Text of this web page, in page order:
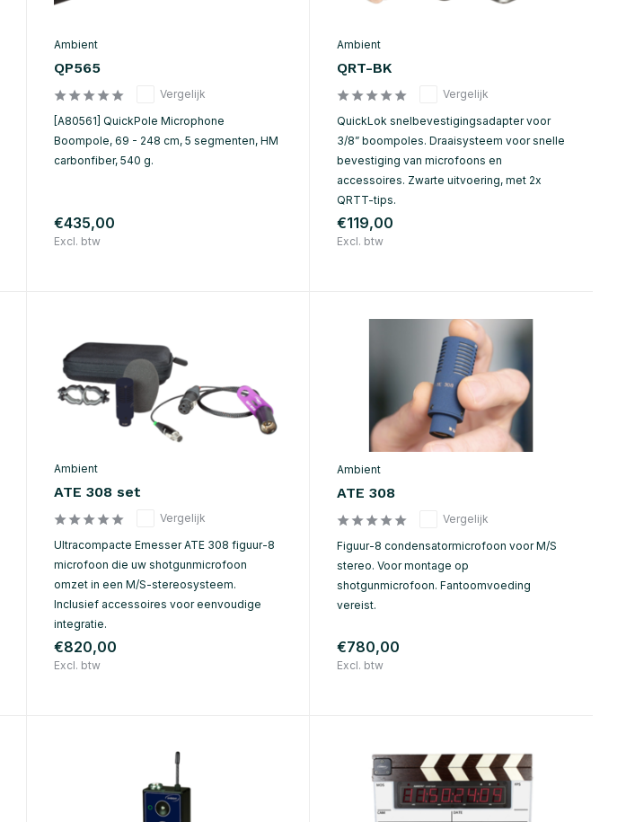
Ambient
QP565
Vergelijk
[A80561] QuickPole Microphone
Boompole, 69 - 248 cm, 5 segmenten, HM
carbonfiber, 540 g.
€435,00
Excl. btw
Ambient
QRT-BK
Vergelijk
QuickLok snelbevestigingsadapter voor
3/8” boompoles. Draaisysteem voor snelle
bevestiging van microfoons en
accessoires. Zwarte uitvoering, met 2x
QRTT-tips.
€119,00
Excl. btw
Ambient
ATE 308 set
Vergelijk
Ultracompacte Emesser ATE 308 figuur-8
microfoon die uw shotgunmicrofoon
omzet in een M/S-stereosysteem.
Inclusief accessoires voor eenvoudige
integratie.
€820,00
Excl. btw
Ambient
ATE 308
Vergelijk
Figuur-8 condensatormicrofoon voor M/S
stereo. Voor montage op
shotgunmicrofoon. Fantoomvoeding
vereist.
€780,00
Excl. btw